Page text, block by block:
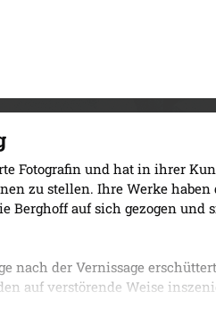
Fotografin und hat in ihrer
zu stellen. Ihre Werke
Berghoff auf sich gezogen und
nach der Vernissage
auf verstörende Weise